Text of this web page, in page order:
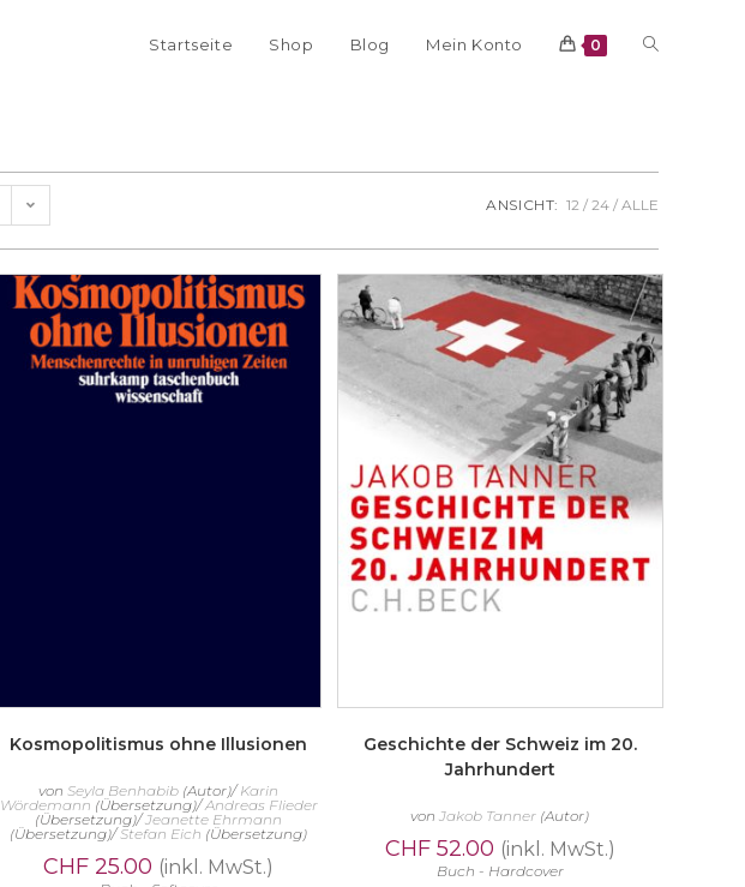
Startseite Shop Blog Mein Konto 0
ANSICHT: 12 24 ALLE
Kosmopolitismus ohne Illusionen
vonSeyla Benhabib (Autor)/Karin
Wördemann (Übersetzung)/Andreas Flieder
(Übersetzung)/ Jeanette Ehrmann
(Übersetzung)/Stefan Eich (Übersetzung)
CHF 25.00 (inkl. MwSt.)
Geschichte der Schweiz im 20.
Jahrhundert
von Jakob Tanner (Autor)
CHF52.00 (inkl. MwSt.)
Buch - Hardcover